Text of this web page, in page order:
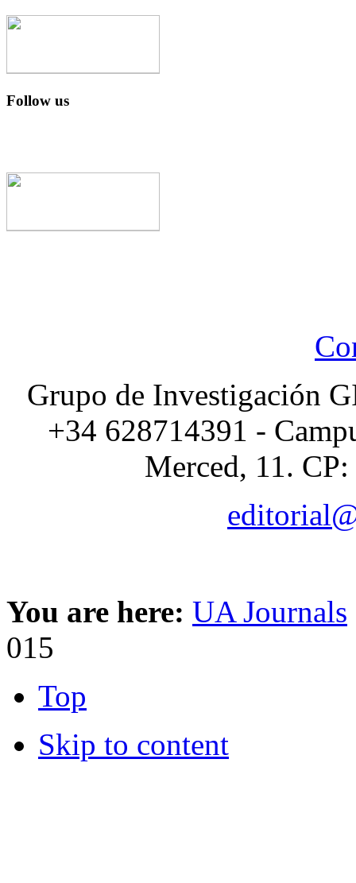
Follow us
Grupo de Investigación
+34 628714391 -
Merced, 11.
You are here: UA Journals
015
Top
Skip to content